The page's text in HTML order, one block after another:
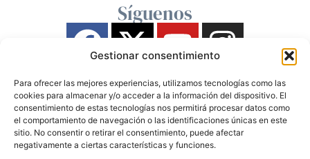
Gestionar consentimiento
Para ofrecer las mejores experiencias, utilizamos tecnologías como las
cookies para almacenar y/o acceder a la información del dispositivo. El
consentimiento de estas tecnologías nos permitirá procesar datos como
el comportamiento de navegación o las identificaciones únicas en este
sitio. No consentir o retirar el consentimiento, puede afectar
negativamente a ciertas características y funciones.
Síguenos